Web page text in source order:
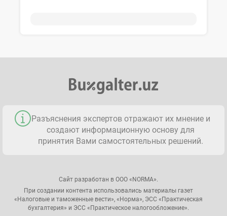
Разъяснения экспертов отражают их мнение и
создают информационную основу для
принятия Вами самостоятельных решений.
Сайт разработан в ООО «NORMA».
При создании контента использовались материалы газет
«Налоговые и таможенные вести», «Норма», ЭСС «Практическая
бухгалтерия» и ЭСС «Практическое налогообложение».